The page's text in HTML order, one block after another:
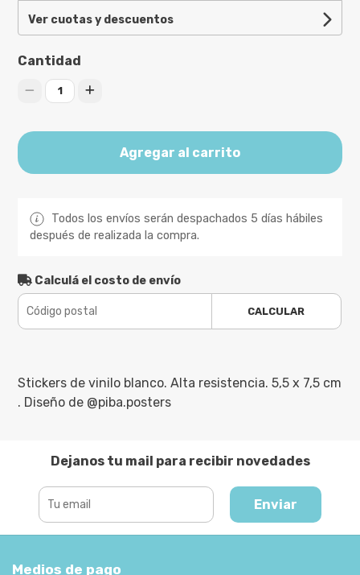
Ver cuotas y descuentos
Cantidad
1
Agregar al carrito
Todos los envíos serán despachados 5 días hábiles
después de realizada la compra.
Calculá el costo de envío
CALCULAR
Stickers de vinilo blanco. Alta resistencia. 5,5 x 7,5 cm
. Diseño de @piba.posters
Dejanos tu mail para recibir novedades
Enviar
Medios de pago